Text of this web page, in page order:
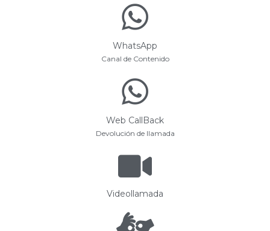
WhatsApp
Canal de Contenido
Web CallBack
Devolución de llamada
Videollamada